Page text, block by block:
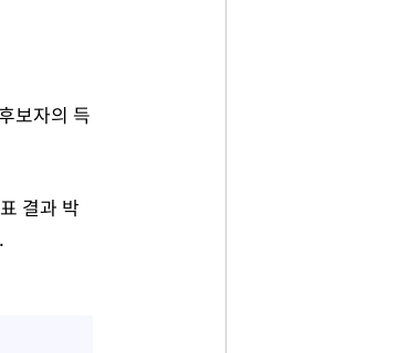
보자의 득
결과 박